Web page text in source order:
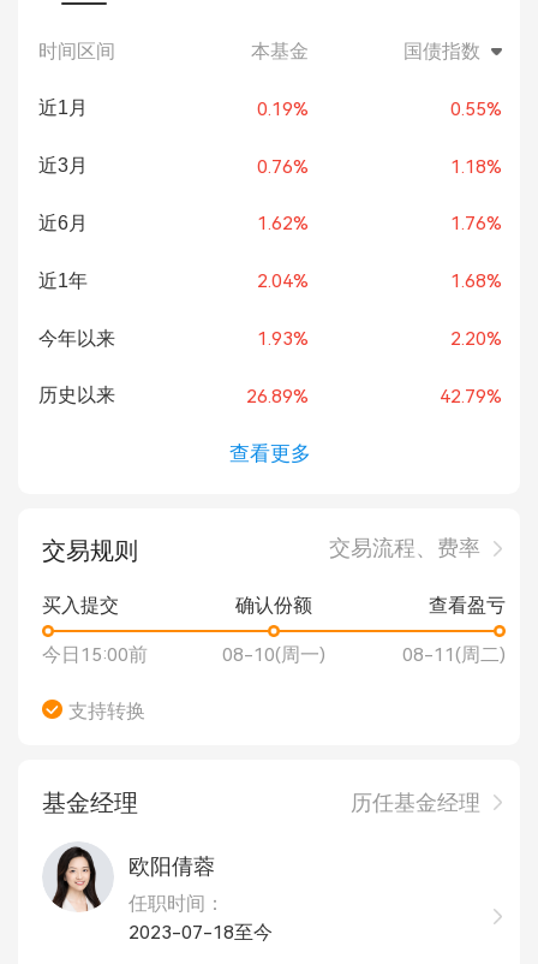
时间区间 本基金 国债指数
近1月 0.19% 0.55%
近3月 0.76% 1.18%
近6月 1.62% 1.76%
近1年 2.04% 1.68%
今年以来 1.93% 2.20%
历史以来 26.89% 42.79%
查看更多
交易规则 交易流程、费率
买入提交
今日15:00前
确认份额
08-10(周一)
查看盈亏
08-11(周二)
支持转换
基金经理 历任基金经理
欧阳倩蓉
任职时间：
2023-07-18至今